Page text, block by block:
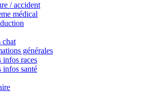
/ accident
médical
chat
générales
infos races
infos santé